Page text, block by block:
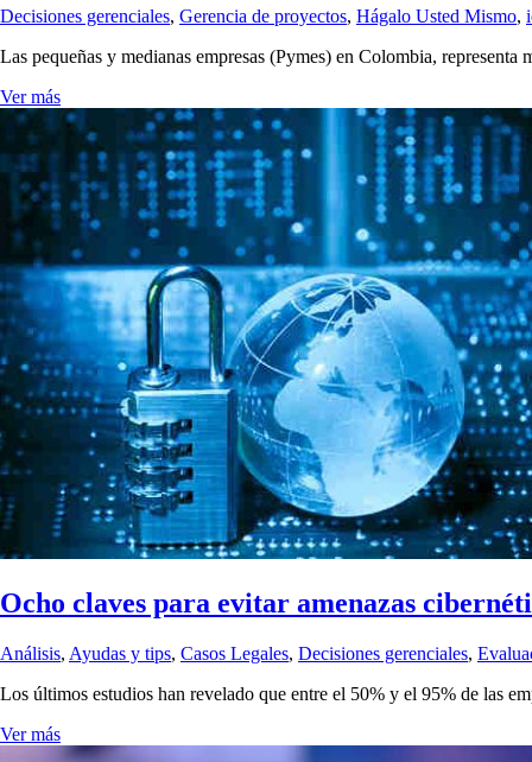
Decisiones gerenciales, Gerencia de proyectos, Hágalo Usted Mismo,
Las pequeñas y medianas empresas (Pymes) en Colombia,
Ver más
Ocho claves para evitar amenazas
Análisis, Ayudas y tips, Casos Legales, Decisiones gerenciales,
Los últimos estudios han revelado que entre el 50% y el 95% de las
Ver más